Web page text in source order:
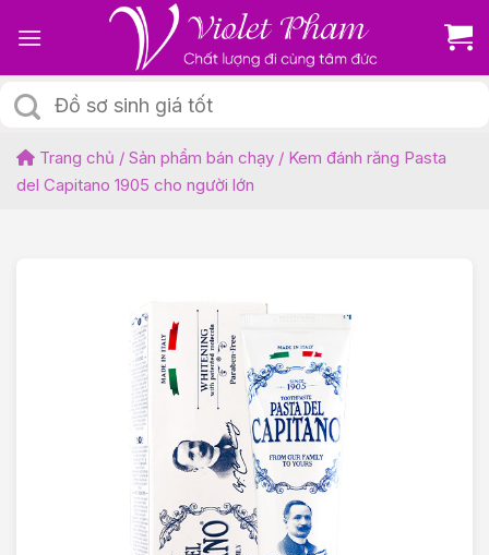
Tìm
kiếm:
Trang chủ / Sản phẩm bán chạy / Kem đánh răng Pasta
del Capitano 1905 cho người lớn